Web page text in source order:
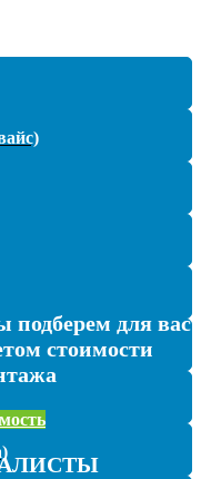
подберем для вас
стоимости